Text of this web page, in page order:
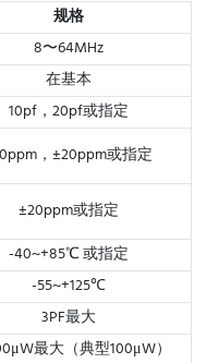
规格
8〜64MHz
在基本
10pf，20pf或指定
，±20ppm或指定
±20ppm或指定
-40~+85℃ 或指定
-55~+125℃
3PF最大
最大（典型100μW）